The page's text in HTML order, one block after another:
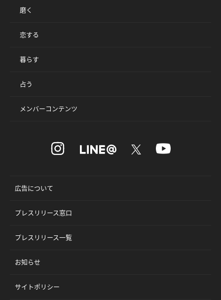
磨く
恋する
暮らす
占う
メンバーコンテンツ
広告について
プレスリリース窓口
プレスリリース一覧
お知らせ
サイトポリシー